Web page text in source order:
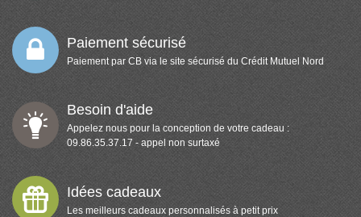
Paiement sécurisé
Paiement par CB via le site sécurisé du Crédit Mutuel Nord
Besoin d'aide
Appelez nous pour la conception de votre cadeau :
09.86.35.37.17 - appel non surtaxé
Idées cadeaux
Les meilleurs cadeaux personnalisés à petit prix